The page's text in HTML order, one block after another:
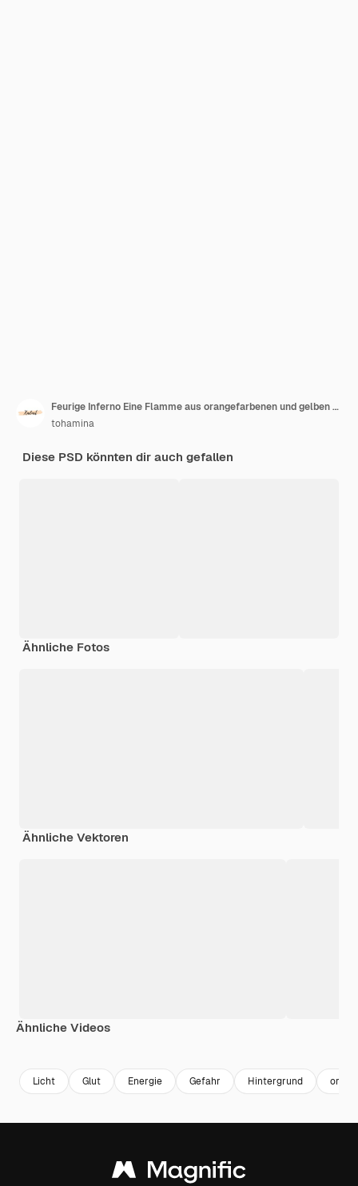
Feurige Inferno Eine Flamme aus orangefarbenen und gelben Flammen
tohamina
Diese PSD könnten dir auch gefallen
Ähnliche Fotos
Ähnliche Vektoren
Ähnliche Videos
Licht Glut Energie Gefahr Hintergrund